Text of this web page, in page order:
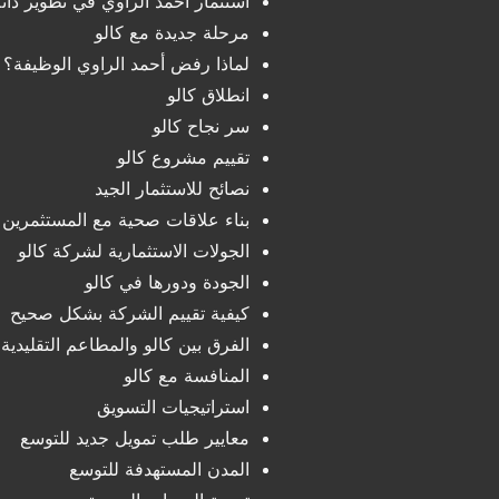
مرحلة جديدة مع كالو
لماذا رفض أحمد الراوي الوظيفة؟
انطلاق كالو
سر نجاح كالو
تقييم مشروع كالو
نصائح للاستثمار الجيد
بناء علاقات صحية مع المستثمرين
الجولات الاستثمارية لشركة كالو
الجودة ودورها في كالو
كيفية تقييم الشركة بشكل صحيح
الفرق بين كالو والمطاعم التقليدية
المنافسة مع كالو
استراتيجيات التسويق
معايير طلب تمويل جديد للتوسع
المدن المستهدفة للتوسع